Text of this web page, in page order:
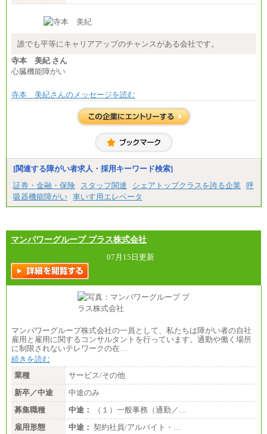
誰でも平等にキャリアアップのチャンスがある会社です。
寺本 美紀 さん
心臓機能障がい
寺本 美紀さんのメッセージを読む
[関連する障がい者求人・採用キーワード検索]
証券・金融・保険
スタッフ関連 シェアトップクラスを誇る企業
呼
吸器機能障がい 車いす用エレベータ
マンパワーグループ プラス株式会社
07月15日更新
マンパワーグループ株式会社の一員として、私たちは障がい者の自社
雇用と雇用に関するコンサルタントを行っています。通勤や働く場所
に制限されないテレワークの在…
続きを読む
業種
サービス/その他
新卒／中途
中途のみ
募集職種
中途：
（１）一般事務（通勤／…
雇用形態
中途： 契約社員/アルバイト・…